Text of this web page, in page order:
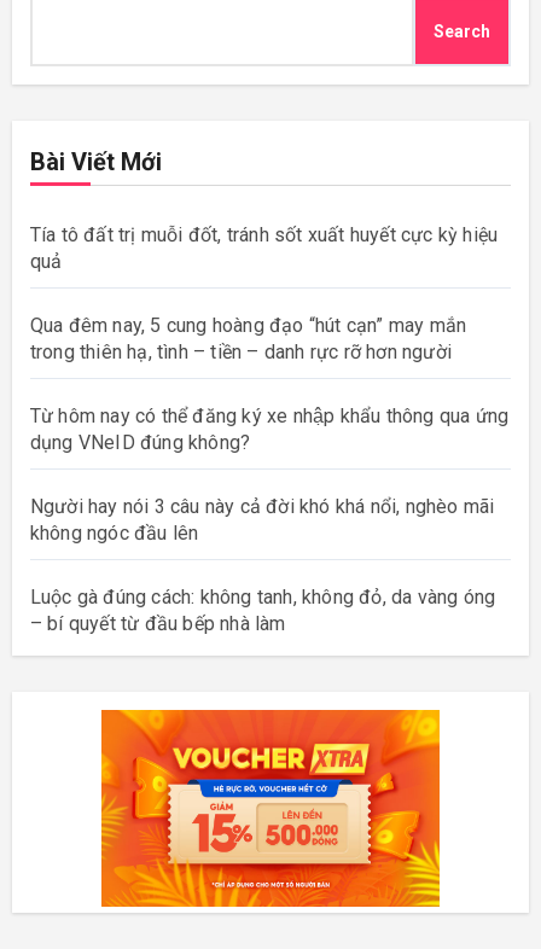
Search
Bài Viết Mới
Tía tô đất trị muỗi đốt, tránh sốt xuất huyết cực kỳ hiệu
quả
Qua đêm nay, 5 cung hoàng đạo “hút cạn” may mắn
trong thiên hạ, tình – tiền – danh rực rỡ hơn người
Từ hôm nay có thể đăng ký xe nhập khẩu thông qua ứng
dụng VNeID đúng không?
Người hay nói 3 câu này cả đời khó khá nổi, nghèo mãi
không ngóc đầu lên
Luộc gà đúng cách: không tanh, không đỏ, da vàng óng
– bí quyết từ đầu bếp nhà làm